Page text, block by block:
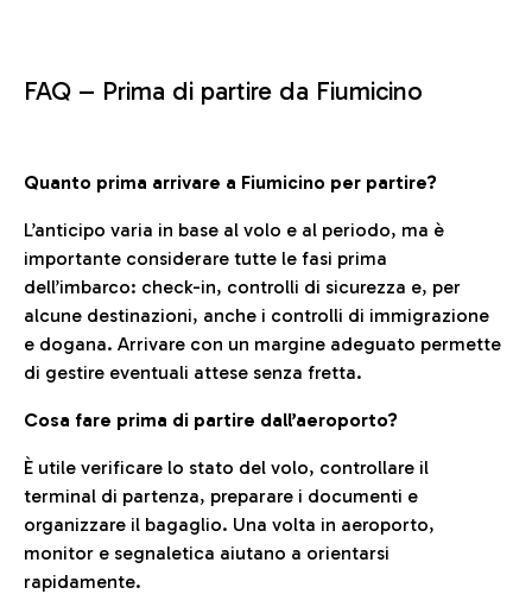
FAQ – Prima di partire da Fiumicino
Quanto prima arrivare a Fiumicino per partire?
L’anticipo varia in base al volo e al periodo, ma è
importante considerare tutte le fasi prima
dell’imbarco: check-in, controlli di sicurezza e, per
alcune destinazioni, anche i controlli di immigrazione
e dogana. Arrivare con un margine adeguato permette
di gestire eventuali attese senza fretta.
Cosa fare prima di partire dall’aeroporto?
È utile verificare lo stato del volo, controllare il
terminal di partenza, preparare i documenti e
organizzare il bagaglio. Una volta in aeroporto,
monitor e segnaletica aiutano a orientarsi
rapidamente.